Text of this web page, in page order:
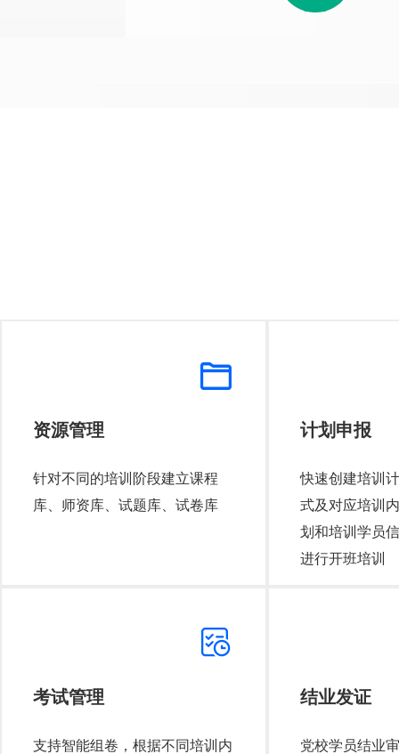
资源管理
针对不同的培训阶段建立课程
库、师资库、试题库、试卷库
计划申报
快速创建培训
式及对应培训
划和培训学员
进行开班培训
考试管理
支持智能组卷，根据不同培训内
结业发证
党校学员结业